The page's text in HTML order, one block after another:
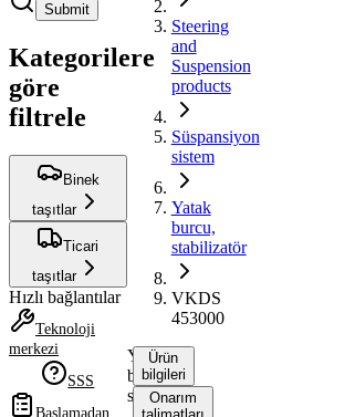
Submit
Kategorilere
göre
filtrele
Binek
taşıtlar
Ticari
taşıtlar
Hızlı bağlantılar
Teknoloji
merkezi
SSS
Başlamadan
Steering
and
Suspension
products
Süspansiyon
sistem
Yatak
burcu,
stabilizatör
VKDS
453000
Yatak
burcu,
stabilizatör
Ürün
bilgileri
Onarım